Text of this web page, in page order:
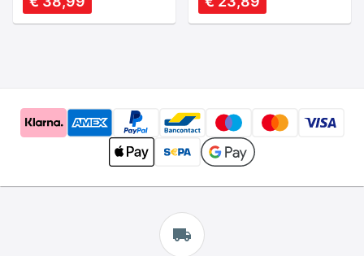
Controller
Remote 6 kleuren